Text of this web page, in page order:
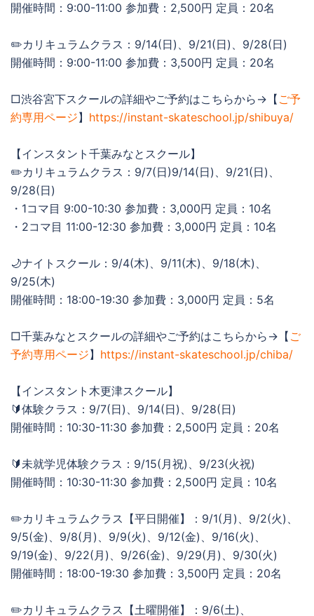
開催時間：9:00-11:00 参加費：2,500円 定員：20名
✏️カリキュラムクラス：9/14(日)、9/21(日)、9/28(日)
開催時間：9:00-11:00 参加費：3,500円 定員：20名
□渋谷宮下スクールの詳細やご予約はこちらから→【 ご予
約専用ページ】 https://instant-skateschool.jp/shibuya/
【インスタント千葉みなとスクール】
✏️カリキュラムクラス：9/7(日)9/14(日)、9/21(日)、
9/28(日)
・1コマ目 9:00-10:30 参加費：3,000円 定員：10名
・2コマ目 11:00-12:30 参加費：3,000円 定員：10名
🌙ナイトスクール：9/4(木)、9/11(木)、9/18(木)、
9/25(木)
開催時間：18:00-19:30 参加費：3,000円 定員：5名
□千葉みなとスクールの詳細やご予約はこちらから→【 ご
予約専用ページ】 https://instant-skateschool.jp/chiba/
【インスタント木更津スクール】
🔰体験クラス：9/7(日)、9/14(日)、9/28(日)
開催時間：10:30-11:30 参加費：2,500円 定員：20名
🔰未就学児体験クラス：9/15(月祝)、9/23(火祝)
開催時間：10:30-11:30 参加費：2,500円 定員：10名
✏️カリキュラムクラス【平日開催】：9/1(月)、9/2(火)、
9/5(金)、9/8(月)、9/9(火)、9/12(金)、9/16(火)、
9/19(金)、9/22(月)、9/26(金)、9/29(月)、9/30(火)
開催時間：18:00-19:30 参加費：3,500円 定員：20名
✏️カリキュラムクラス【土曜開催】：9/6(土)、